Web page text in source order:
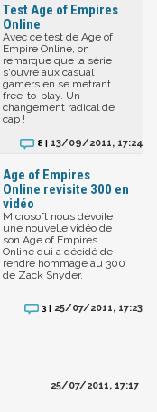
Test Age of Empires
Online
Avec ce test de Age of
Empire Online, on
remarque que la série
s'ouvre aux casual
gamers en se metrant
free-to-play. Un
changement radical de
cap !
8 | 13/09/2011, 17:24
Age of Empires
Online revisite 300 en
vidéo
Microsoft nous dévoile
une nouvelle vidéo de
son Age of Empires
Online qui a décidé de
rendre hommage au 300
de Zack Snyder.
3 | 25/07/2011, 17:23
25/07/2011, 17:17